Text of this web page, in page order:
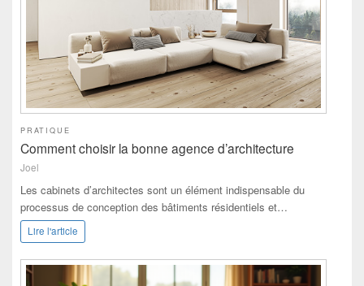
PRATIQUE
Comment choisir la bonne agence d’architecture
Joel
Les cabinets d’architectes sont un élément indispensable du
processus de conception des bâtiments résidentiels et…
Lire l'article